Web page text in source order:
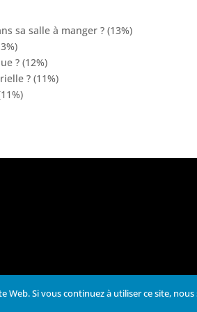
sa salle à manger ? (13%)
? (12%)
? (11%)
Si vous continuez à utiliser ce site,